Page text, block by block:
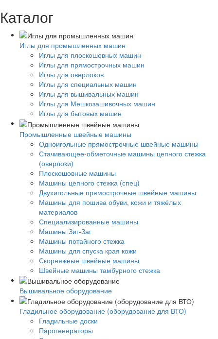
Каталог
Иглы для промышленных машин
Иглы для плоскошовных машин
Иглы для прямострочных машин
Иглы для оверлоков
Иглы для специальных машин
Иглы для вышивальных машин
Иглы для Мешкозашивочных машин
Иглы для бытовых машин
Промышленные швейные машины
Одноигольные прямострочные швейные машины
Стачивающее-обметочные машины цепного стежка
(оверлоки)
Плоскошовные машины
Машины цепного стежка (спец)
Двухигольные прямострочные швейные машины
Машины для пошива обуви, кожи и тяжёлых
материалов
Специализированные машины
Машины Зиг-Заг
Машины потайного стежка
Машины для спуска края кожи
Скорняжные швейные машины
Швейные машины тамбурного стежка
Вышивальное оборудование
Гладильное оборудование (оборудование для ВТО)
Гладильные доски
Парогенераторы